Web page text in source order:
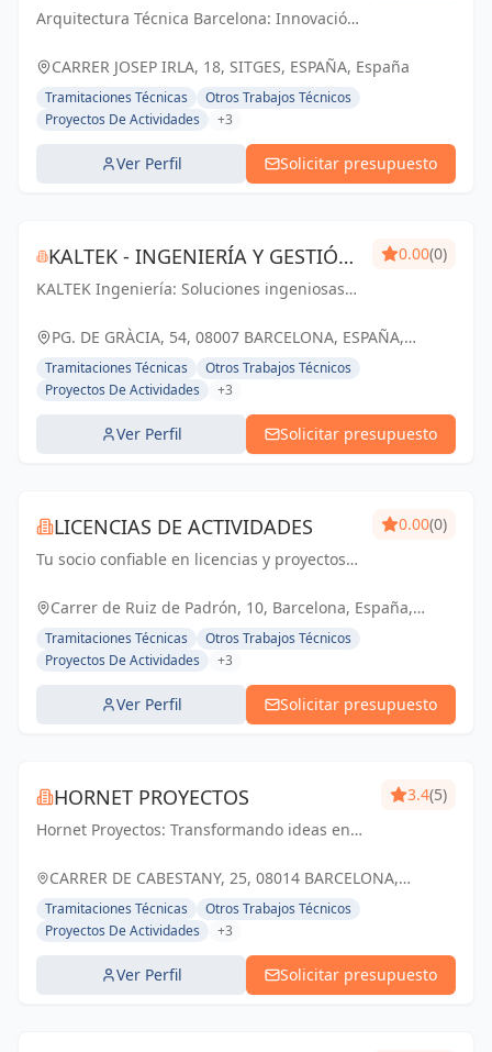
BARCELONA - PABLO PARES
GONZALEZ
Arquitectura Técnica Barcelona: Innovación
visión, nuestro compromiso.
CARRER JOSEP IRLA, 18, SITGES, ESPAÑA, España
Tramitaciones Técnicas
Otros Trabajos Técnicos
Proyectos De Actividades
+3
Ver Perfil Solicitar presupuesto
KALTEK - INGENIERÍA Y GESTIÓN
DE PROYECTOS
KALTEK Ingeniería: Soluciones ingeniosas
en Barcelona. Impulsando tu éxito con
0.00(0)
PG. DE GRÀCIA, 54, 08007 BARCELONA, ESPAÑA,
España
Tramitaciones Técnicas
Otros Trabajos Técnicos
Proyectos De Actividades
+3
Ver Perfil Solicitar presupuesto
LICENCIAS DE ACTIVIDADES
Tu socio confiable en licencias y proyectos
que tu negocio prospere.
0.00(0)
Carrer de Ruiz de Padrón, 10, Barcelona, España,
España
Tramitaciones Técnicas
Otros Trabajos Técnicos
Proyectos De Actividades
+3
Ver Perfil Solicitar presupuesto
HORNET PROYECTOS
Hornet Proyectos: Transformando ideas en
impulsando el crecimiento de nuestros
3.4(5)
CARRER DE CABESTANY, 25, 08014 BARCELONA,
ESPAÑA, España
Tramitaciones Técnicas
Otros Trabajos Técnicos
Proyectos De Actividades
+3
Ver Perfil Solicitar presupuesto